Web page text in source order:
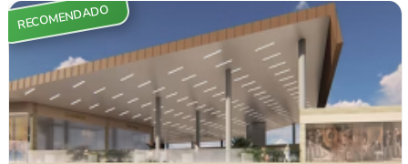
VER INMUEBLE
RECOMENDADO